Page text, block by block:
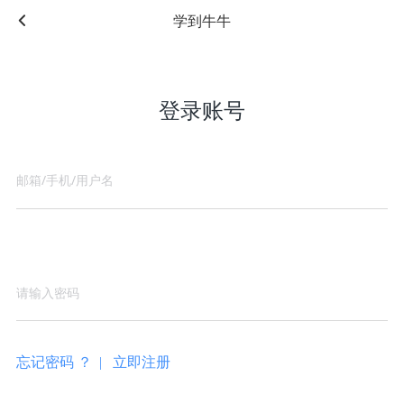
学到牛牛
登录账号
忘记密码 ？ | 立即注册